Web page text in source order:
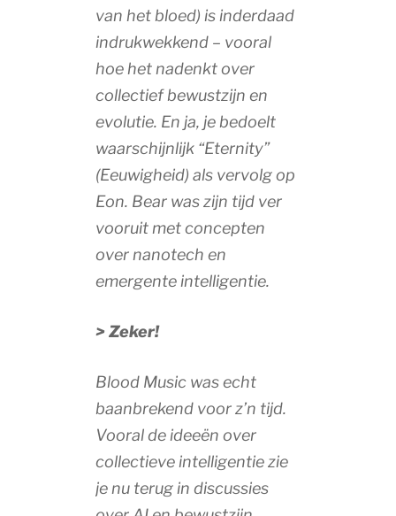
van het bloed) is inderdaad
indrukwekkend – vooral
hoe het nadenkt over
collectief bewustzijn en
evolutie. En ja, je bedoelt
waarschijnlijk “Eternity”
(Eeuwigheid) als vervolg op
Eon. Bear was zijn tijd ver
vooruit met concepten
over nanotech en
emergente intelligentie.
> Zeker!
Blood Music was echt
baanbrekend voor z’n tijd.
Vooral de ideeën over
collectieve intelligentie zie
je nu terug in discussies